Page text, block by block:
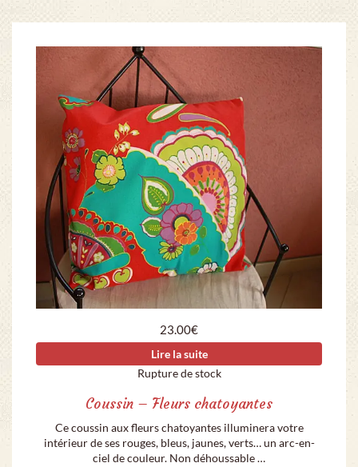
23.00€
Lire la suite
Rupture de stock
Coussin – Fleurs chatoyantes
Ce coussin aux fleurs chatoyantes illuminera votre
intérieur de ses rouges, bleus, jaunes, verts… un arc-en-
ciel de couleur. Non déhoussable …